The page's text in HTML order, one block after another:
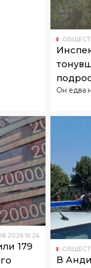
Он едва
.2026 16:24
179
В